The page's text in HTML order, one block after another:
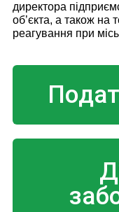
директора
об’єкта, а також на
реагування при